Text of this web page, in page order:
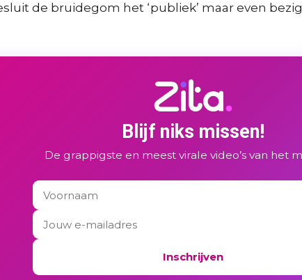
de bruidegom het ‘publiek’ maar even
Blijf niks missen!
De grappigste en meest virale video’s van het
Inschrijven